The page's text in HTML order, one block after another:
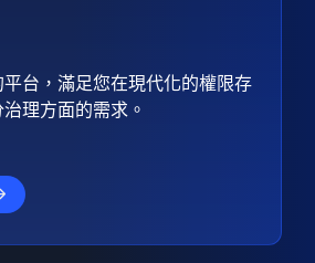
台，滿足您在現代化的權限存
理方面的需求。